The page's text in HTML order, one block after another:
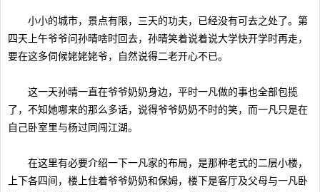
小小的城市，景点有限，三天的功夫，已经没有可去之处了。第
四天上午爷爷问孙晴啥时回去，孙晴笑着说着说大学快开学时再走，
要在这多伺候姥姥姥爷，自然说得二老开心不已。
这一天孙晴一直在爷爷奶奶身边，平时一凡做的事也全部包揽
了，不知她哪来的那么多话，说得爷爷奶奶不时的笑，而一凡只是在
自己卧室里与杨过同闯江湖。
在这里有必要介绍一下一凡家的布局，是那种老式的二层小楼，
上下各四间，楼上住着爷爷奶奶和保姆，楼下是客厅及父母与一凡卧